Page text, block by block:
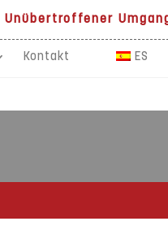
Unübertroffener
Kontakt ES